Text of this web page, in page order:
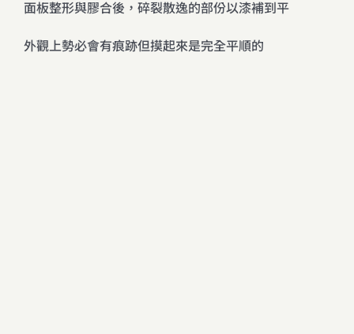
面板整形與膠合後，碎裂散逸的部份以漆補到平
外觀上勢必會有痕跡但摸起來是完全平順的